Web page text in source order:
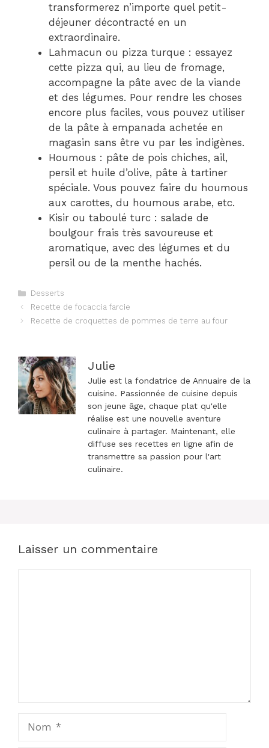
transformerez n’importe quel petit-
déjeuner décontracté en un
extraordinaire.
Lahmacun ou pizza turque : essayez
cette pizza qui, au lieu de fromage,
accompagne la pâte avec de la viande
et des légumes. Pour rendre les choses
encore plus faciles, vous pouvez utiliser
de la pâte à empanada achetée en
magasin sans être vu par les indigènes.
Houmous : pâte de pois chiches, ail,
persil et huile d’olive, pâte à tartiner
spéciale. Vous pouvez faire du houmous
aux carottes, du houmous arabe, etc.
Kisir ou taboulé turc : salade de
boulgour frais très savoureuse et
aromatique, avec des légumes et du
persil ou de la menthe hachés.
Catégories
Desserts
Navigation
des
Recette de focaccia farcie
Recette de croquettes de pommes de terre au four
Julie
Julie est la fondatrice de Annuaire de la
cuisine. Passionnée de cuisine depuis
son jeune âge, chaque plat qu'elle
réalise est une nouvelle aventure
culinaire à partager. Maintenant, elle
diffuse ses recettes en ligne afin de
transmettre sa passion pour l'art
culinaire.
Laisser un commentaire